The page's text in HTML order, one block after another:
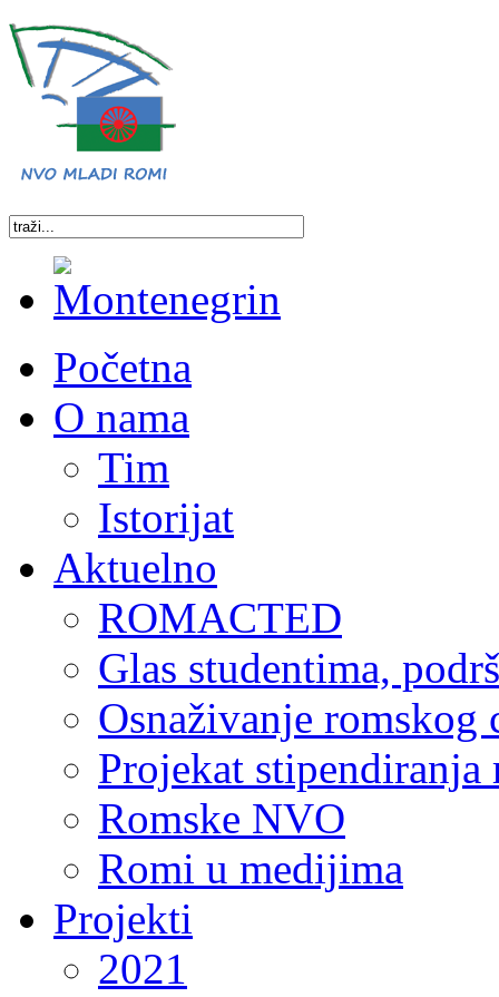
Početna
O nama
Tim
Istorijat
Aktuelno
ROMACTED
Glas studentima,
Osnaživanje
Projekat stipendiranja
Romske NVO
Romi u medijima
Projekti
2021